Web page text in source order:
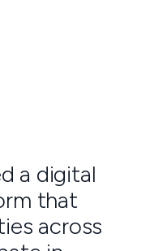
a digital
that
across